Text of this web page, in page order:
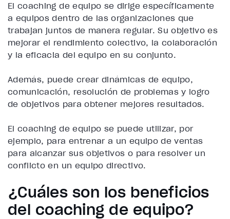
El coaching de equipo se dirige específicamente
a equipos dentro de las organizaciones que
trabajan juntos de manera regular. Su objetivo es
mejorar el rendimiento colectivo, la colaboración
y la eficacia del equipo en su conjunto.
Además, puede crear dinámicas de equipo,
comunicación, resolución de problemas y logro
de objetivos para obtener mejores resultados.
El coaching de equipo se puede utilizar, por
ejemplo, para entrenar a un equipo de ventas
para alcanzar sus objetivos o para resolver un
conflicto en un equipo directivo.
¿Cuáles son los beneficios
del coaching de equipo?